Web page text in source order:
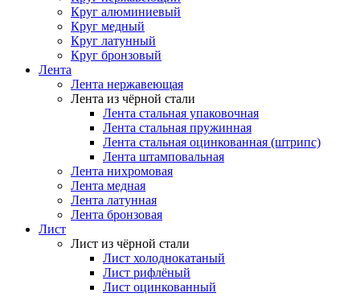
Круг алюминиевый
Круг медный
Круг латунный
Круг бронзовый
Лента
Лента нержавеющая
Лента из чёрной стали
Лента стальная упаковочная
Лента стальная пружинная
Лента стальная оцинкованная (штрипс)
Лента штамповальная
Лента нихромовая
Лента медная
Лента латунная
Лента бронзовая
Лист
Лист из чёрной стали
Лист холоднокатаный
Лист рифлёный
Лист оцинкованный